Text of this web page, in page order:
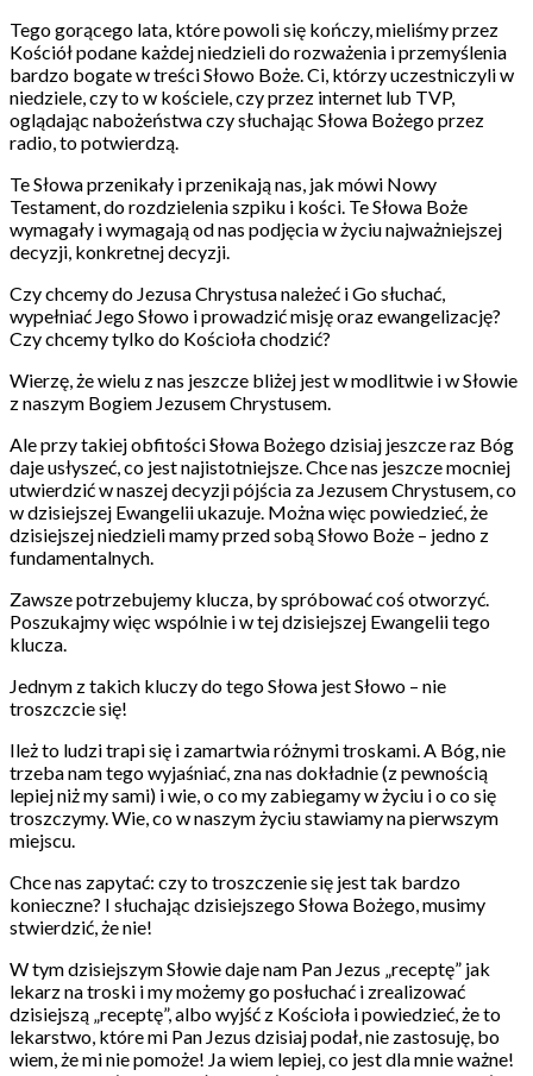
Tego gorącego lata, które powoli się kończy, mieliśmy przez
Kościół podane każdej niedzieli do rozważenia i przemyślenia
bardzo bogate w treści Słowo Boże. Ci, którzy uczestniczyli w
niedziele, czy to w kościele, czy przez internet lub TVP,
oglądając nabożeństwa czy słuchając Słowa Bożego przez
radio, to potwierdzą.
Te Słowa przenikały i przenikają nas, jak mówi Nowy
Testament, do rozdzielenia szpiku i kości. Te Słowa Boże
wymagały i wymagają od nas podjęcia w życiu najważniejszej
decyzji, konkretnej decyzji.
Czy chcemy do Jezusa Chrystusa należeć i Go słuchać,
wypełniać Jego Słowo i prowadzić misję oraz ewangelizację?
Czy chcemy tylko do Kościoła chodzić?
Wierzę, że wielu z nas jeszcze bliżej jest w modlitwie i w Słowie
z naszym Bogiem Jezusem Chrystusem.
Ale przy takiej obfitości Słowa Bożego dzisiaj jeszcze raz Bóg
daje usłyszeć, co jest najistotniejsze. Chce nas jeszcze mocniej
utwierdzić w naszej decyzji pójścia za Jezusem Chrystusem, co
w dzisiejszej Ewangelii ukazuje. Można więc powiedzieć, że
dzisiejszej niedzieli mamy przed sobą Słowo Boże – jedno z
fundamentalnych.
Zawsze potrzebujemy klucza, by spróbować coś otworzyć.
Poszukajmy więc wspólnie i w tej dzisiejszej Ewangelii tego
klucza.
Jednym z takich kluczy do tego Słowa jest Słowo – nie
troszczcie się!
Ileż to ludzi trapi się i zamartwia różnymi troskami. A Bóg, nie
trzeba nam tego wyjaśniać, zna nas dokładnie (z pewnością
lepiej niż my sami) i wie, o co my zabiegamy w życiu i o co się
troszczymy. Wie, co w naszym życiu stawiamy na pierwszym
miejscu.
Chce nas zapytać: czy to troszczenie się jest tak bardzo
konieczne? I słuchając dzisiejszego Słowa Bożego, musimy
stwierdzić, że nie!
W tym dzisiejszym Słowie daje nam Pan Jezus „receptę” jak
lekarz na troski i my możemy go posłuchać i zrealizować
dzisiejszą „receptę”, albo wyjść z Kościoła i powiedzieć, że to
lekarstwo, które mi Pan Jezus dzisiaj podał, nie zastosuję, bo
wiem, że mi nie pomoże! Ja wiem lepiej, co jest dla mnie ważne!